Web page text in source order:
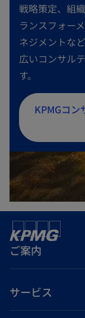
戦略策定、組
ランスフォー
ネジメントな
広いコンサル
す。
KPMGコン
ご案内
サービス